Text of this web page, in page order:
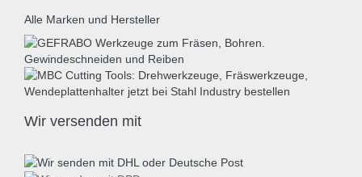
Alle Marken und Hersteller
Wir versenden mit